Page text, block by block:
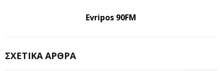
Evripos 90FM
ΣΧΕΤΙΚΆ ΆΡΘΡΑ